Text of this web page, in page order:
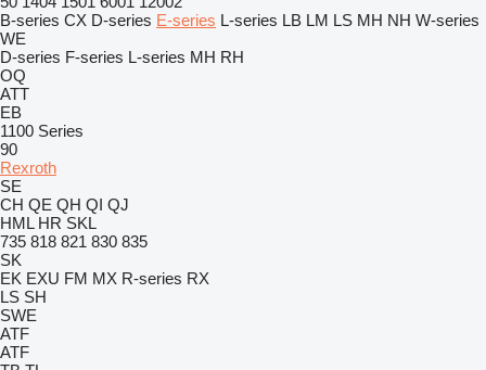
B-series CX D-series E-series L-series LB LM LS MH NH W-series
WE
D-series F-series L-series MH RH
OQ
ATT
EB
1100 Series
90
Rexroth
SE
CH QE QH QI QJ
HML HR SKL
735 818 821 830 835
SK
EK EXU FM MX R-series RX
LS SH
SWE
ATF
ATF